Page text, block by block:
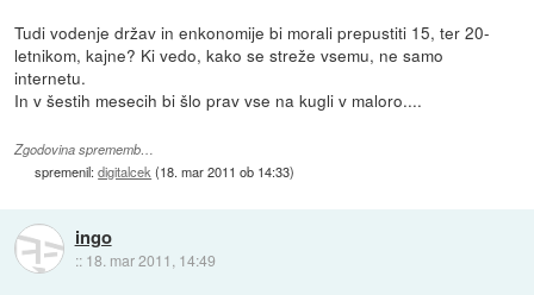
Tudi vodenje držav in enkonomije bi morali prepustiti 15, ter 20-
letnikom, kajne? Ki vedo, kako se streže vsemu, ne samo
internetu.
In v šestih mesecih bi šlo prav vse na kugli v maloro....
Zgodovina sprememb…
spremenil:digitalcek(18. mar 2011 ob 14:33)
ingo
:: 18. mar 2011, 14:49